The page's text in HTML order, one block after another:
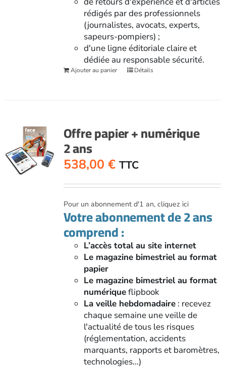
rédigés par des professionnels
(journalistes, avocats, experts,
sapeurs-pompiers) ;
d'une ligne éditoriale claire et
dédiée au responsable sécurité.
Ajouter au panier Détails
Offre papier + numérique
2 ans
538,00 € TTC
Pour un abonnement d'1 an, cliquez ici
Votre abonnement de 2 ans
comprend :
L’accès total au site internet
Le magazine bimestriel au format
papier
Le magazine bimestriel au format
numériqueflipbook
La veille hebdomadaire: recevez
chaque semaine une veille de
l'actualité de tous les risques
(réglementation, accidents
marquants, rapports et baromètres,
technologies...)